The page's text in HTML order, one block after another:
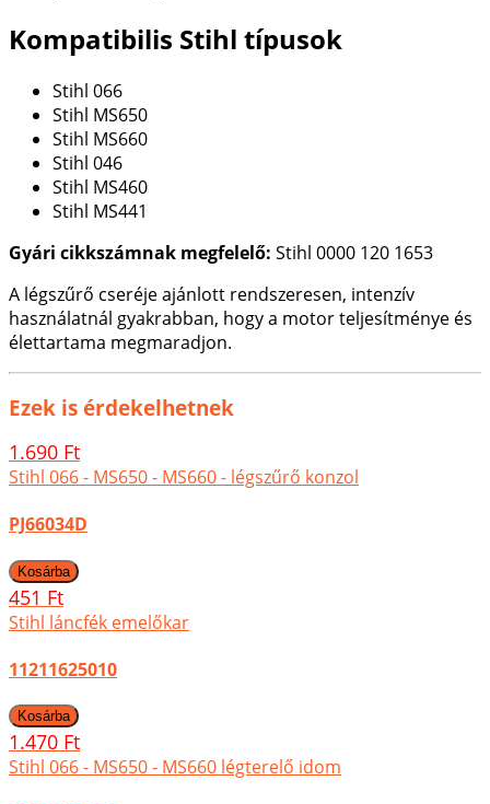
Kompatibilis Stihl típusok
Stihl 066
Stihl MS650
Stihl MS660
Stihl 046
Stihl MS460
Stihl MS441
Gyári cikkszámnak megfelelő: Stihl 0000 120 1653
A légszűrő cseréje ajánlott rendszeresen, intenzív
használatnál gyakrabban, hogy a motor teljesítménye és
élettartama megmaradjon.
Ezek is érdekelhetnek
1.690 Ft
Stihl 066 - MS650 - MS660 - légszűrő konzol
PJ66034D
451 Ft
Stihl láncfék emelőkar
11211625010
1.470 Ft
Stihl 066 - MS650 - MS660 légterelő idom